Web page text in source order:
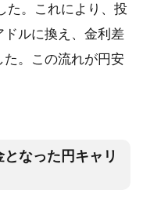
た。これにより、投
ルに換え、金利差
。この流れが円安
なった円キャリ